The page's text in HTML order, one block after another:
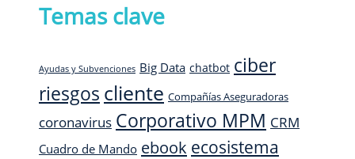
Temas clave
Ayudas y Subvenciones Big Data chatbot ciber
riesgos cliente Compañías Aseguradoras
coronavirus Corporativo MPM CRM
Cuadro de Mando ebook ecosistema